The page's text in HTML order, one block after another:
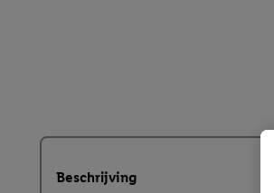
Beschrijving